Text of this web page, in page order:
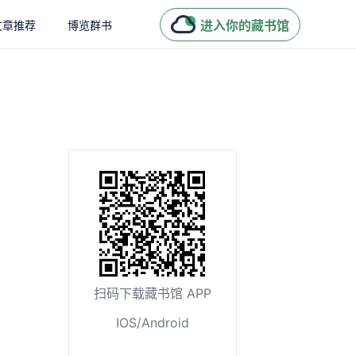
章推荐 博览群书 进入你的藏书馆
扫码下载藏书馆 APP
IOS/Android